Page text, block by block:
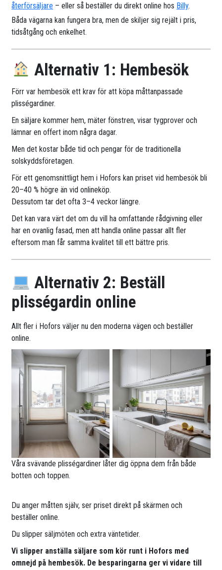
återförsäljare – eller så beställer du direkt online hos Billy.
Båda vägarna kan fungera bra, men de skiljer sig rejält i pris,
tidsåtgång och enkelhet.
Alternativ 1: Hembesök
Förr var hembesök ett krav för att köpa måttanpassade
plisségardiner.
En säljare kommer hem, mäter fönstren, visar tygprover och
lämnar en offert inom några dagar.
Men det kostar både tid och pengar för de traditionella
solskyddsföretagen.
För ett genomsnittligt hem i Hofors kan priset vid hembesök bli
20–40 % högre än vid onlineköp.
Dessutom tar det ofta 3–4 veckor längre.
Det kan vara värt det om du vill ha omfattande rådgivning eller
har en ovanlig fasad, men att handla online passar allt fler
eftersom man får samma kvalitet till ett bättre pris.
Alternativ 2: Beställ
plisségardin online
Allt fler i Hofors väljer nu den moderna vägen och beställer
online.
Våra svävande plisségardiner låter dig öppna dem från både
botten och toppen.
Du anger måtten själv, ser priset direkt på skärmen och
beställer online.
Du slipper säljmöten och extra väntetider.
Vi slipper anställa säljare som kör runt i Hofors med
omnejd på hembesök. De besparingarna ger vi vidare till